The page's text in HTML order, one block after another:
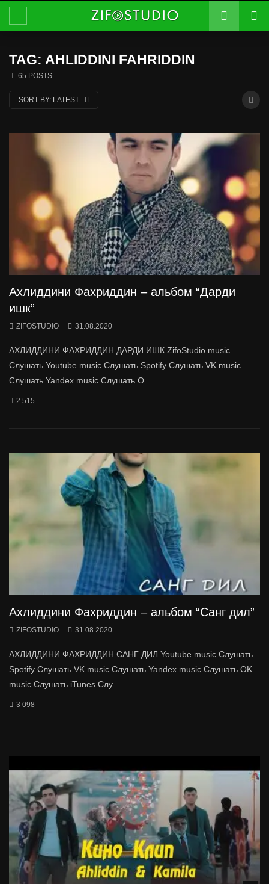
TAG: AHLIDDINI FAHRIDDIN
65 POSTS
SORT BY: LATEST
Ахлиддини Фахриддин – альбом “Дарди
ишк”
ZIFOSTUDIO 31.08.2020
АХЛИДДИНИ ФАХРИДДИН ДАРДИ ИШК ZifoStudio music
Слушать Youtube music Слушать Spotify Слушать VK music
Слушать Yandex music Слушать O...
2 515
Ахлиддини Фахриддин – альбом “Санг дил”
ZIFOSTUDIO 31.08.2020
АХЛИДДИНИ ФАХРИДДИН САНГ ДИЛ Youtube music Слушать
Spotify Слушать VK music Слушать Yandex music Слушать OK
music Слушать iTunes Слу...
3 098